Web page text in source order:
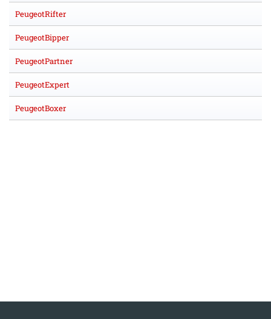
PeugeotRifter
PeugeotBipper
PeugeotPartner
PeugeotExpert
PeugeotBoxer